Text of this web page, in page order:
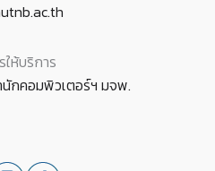
ห้บริการ
กคอมพิวเตอร์ฯ มจพ.